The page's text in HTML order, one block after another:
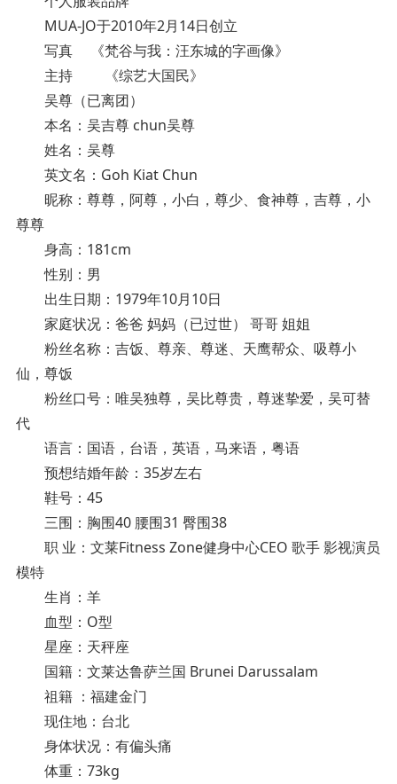
MUA-JO于2010年2月14日创立
写真 《梵谷与我：汪东城的字画像》
主持 《综艺大国民》
吴尊（已离团）
本名：吴吉尊 chun吴尊
姓名：吴尊
英文名：Goh Kiat Chun
昵称：尊尊，阿尊，小白，尊少、食神尊，吉尊，小
尊尊
身高：181cm
性别：男
出生日期：1979年10月10日
家庭状况：爸爸 妈妈（已过世） 哥哥 姐姐
粉丝名称：吉饭、尊亲、尊迷、天鹰帮众、吸尊小
仙，尊饭
粉丝口号：唯吴独尊，吴比尊贵，尊迷挚爱，吴可替
代
语言：国语，台语，英语，马来语，粤语
预想结婚年龄：35岁左右
鞋号：45
三围：胸围40 腰围31 臀围38
职 业：文莱Fitness Zone健身中心CEO 歌手 影视演员
模特
生肖：羊
血型：O型
星座：天秤座
国籍：文莱达鲁萨兰国 Brunei Darussalam
祖籍 ：福建金门
现住地：台北
身体状况：有偏头痛
体重：73kg